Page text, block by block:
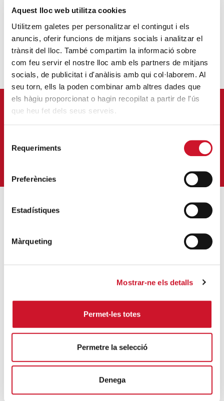
Aquest lloc web utilitza cookies
Utilitzem galetes per personalitzar el contingut i els
anuncis, oferir funcions de mitjans socials i analitzar el
trànsit del lloc. També compartim la informació sobre
com feu servir el nostre lloc amb els partners de mitjans
socials, de publicitat i d'anàlisis amb qui col·laborem. Al
seu torn, ells la poden combinar amb altres dades que
els hàgiu proporcionat o hagin recopilat a partir de l'ús
que heu fet dels seus serveis.
Requeriments
Preferències
Estadístiques
Màrqueting
Mostrar-ne els detalls
Permet-les totes
Permetre la selecció
Denega
APUNTA'T AL NOSTRE BUTLLETÍ ELECTRÒNIC
Càritas adequa la seva acció social a les
Descarrega’t el manual de la corona
SEGUEIX LLEGINT
Descarrega’t el «Qui és qui?, en el portal de